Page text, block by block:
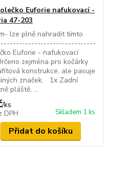
Euforie nafukovací -
47-203
lze plně nahradit tímto
-------------------------------
Euforie - nafukovací
zejména pro kočárky
konstrukce, ale pasuje
značek. 1x Zadní
pláště, ...
/ks
DPH Skladem 1 ks
Přidat do košíku